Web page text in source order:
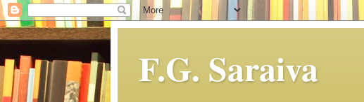
F.G. Saraiva